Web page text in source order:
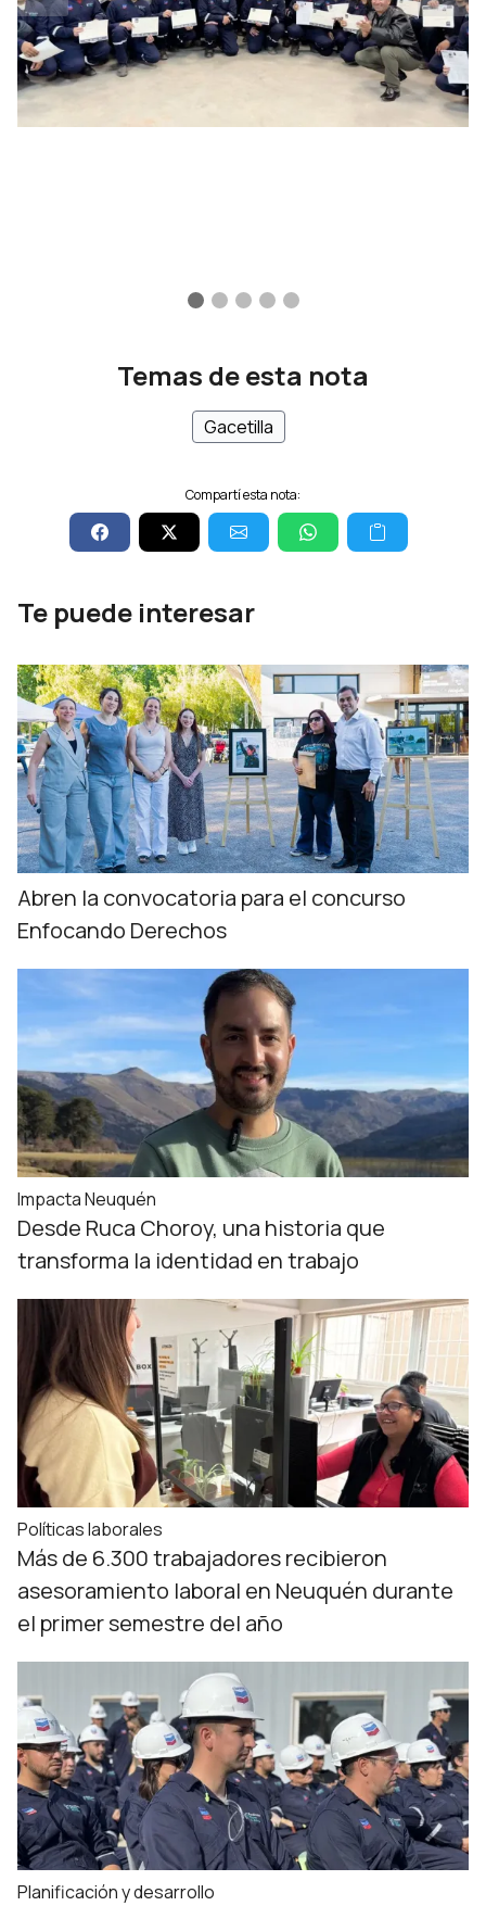
Temas de esta nota
Gacetilla
Compartí esta nota:
Te puede interesar
Abren la convocatoria para el concurso
Enfocando Derechos
Impacta Neuquén
Desde Ruca Choroy, una historia que
transforma la identidad en trabajo
Políticas laborales
Más de 6.300 trabajadores recibieron
asesoramiento laboral en Neuquén durante
el primer semestre del año
Planificación y desarrollo